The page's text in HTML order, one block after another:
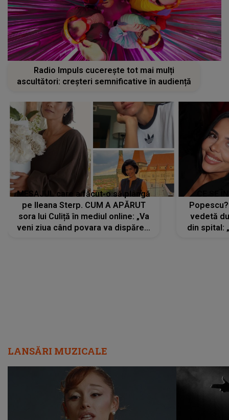
Radio Impuls cucerește tot mai mulți
ascultători: creșteri semnificative în audiență
MESAJUL care a făcut-o să plângă
pe Ileana Sterp. CUM A APĂRUT
sora lui Culiță în mediul online: „Va
veni ziua când povara va dispărea,
vedetă
din spital:
LANSĂRI MUZICALE